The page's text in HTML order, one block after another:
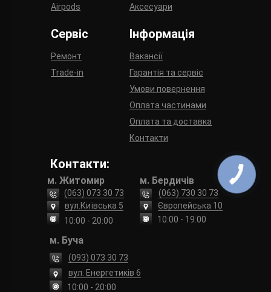
Airpods
Аксесуари
Сервіс
Ремонт
Trade-in
Інформація
Вакансії
Гарантія та сервіс
Умови повернення
Оплата та доставка
Оплата частинами
Контакти
Контакти:
м. Житомир
вул.Київська 5
10:00 - 20:00
(063) 073 30 73
м. Бердичів
Європейська 10
10:00 - 19:00
(063) 730 30 73
м. Буча
вул. Енергетиків 6
(093) 073 30 73
10:00 - 20:00